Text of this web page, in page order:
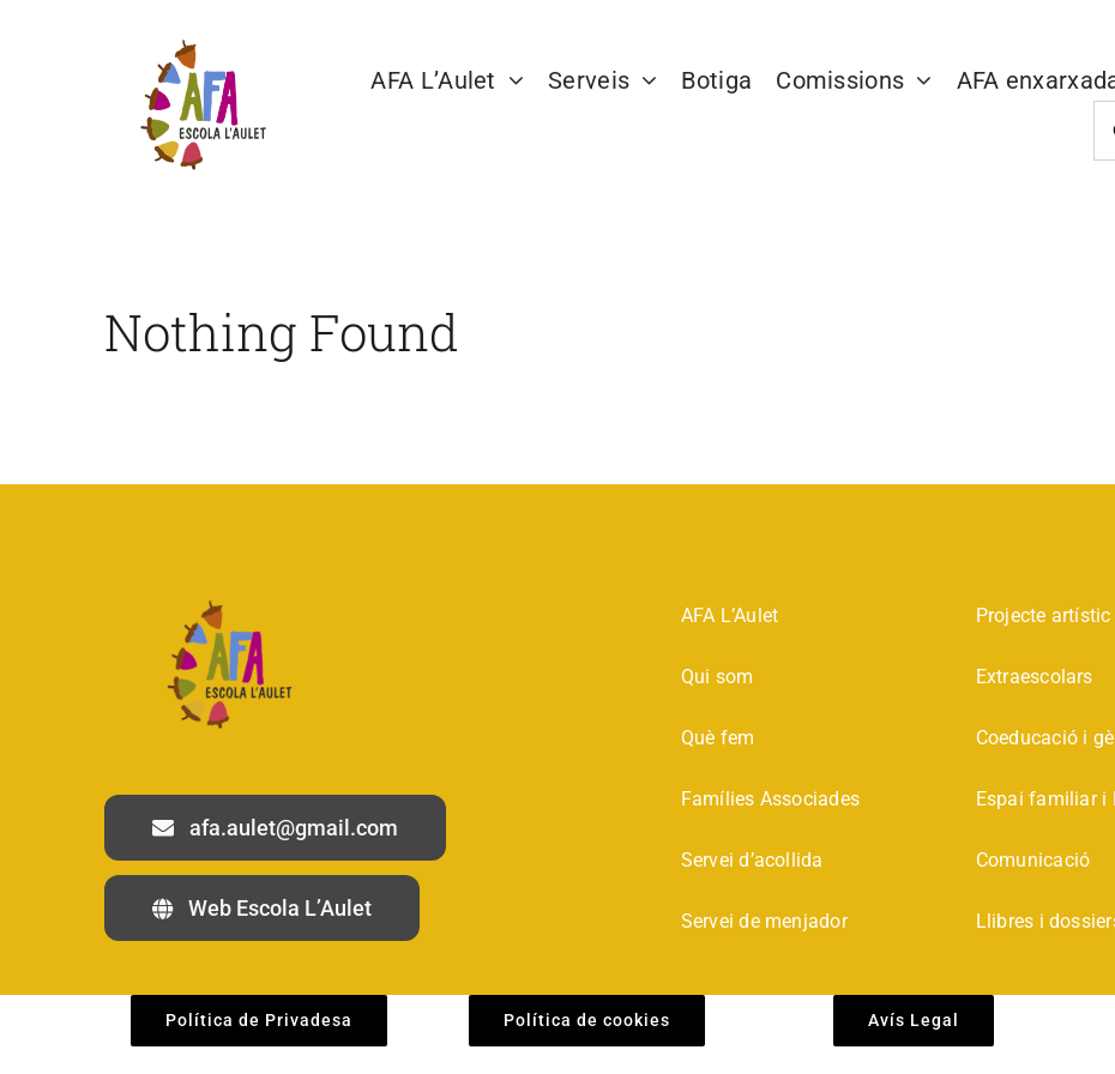
AFA L’Aulet Serveis Botiga Comissions AFA
…
Nothing Found
afa.aulet@gmail.com
Web Escola L’Aulet
AFA L’Aulet
Qui som
Què fem
Famílies Associades
Servei d’acollida
Servei de menjador
Projecte artístic
Extraescolars
Coeducació i
Espai familiar i
Comunicació
Llibres i
Política de Privadesa Política de cookies Avís Legal